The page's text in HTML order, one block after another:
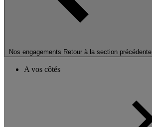
Nos engagements Retour à la section précédente
A vos côtés